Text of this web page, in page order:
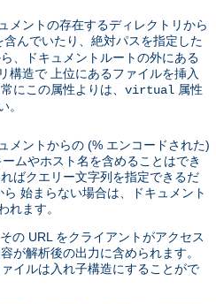
メントの存在するディレクトリから
含んでいたり、絶対パスを指定した
、ドキュメントルートの外にある
構造で 上位にあるファイルを挿入
にこの属性よりは、 virtual 属性
。
メントからの (% エンコードされた)
ムやホスト名を含めることはでき
ばクエリー文字列を指定できるだ
始まらない場合は、ドキュメント
れます。
の URL をクライアントがアクセス
が解析後の出力に含められます。
イルは入れ子構造にすることがで